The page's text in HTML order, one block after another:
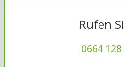
Rufen
0664 128